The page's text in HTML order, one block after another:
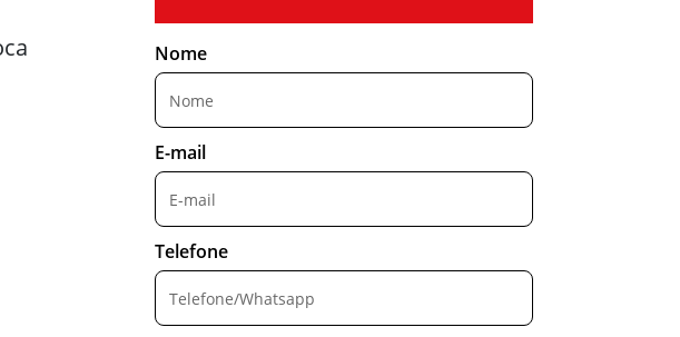
Nome
E-mail
Telefone